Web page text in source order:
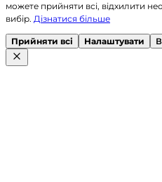
можете прийняти всі, відхилити
вибір. Дізнатися більше
Прийняти всі Налаштувати